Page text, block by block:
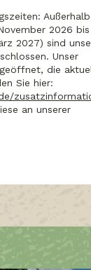
2026 bis
2027) sind
Unser
die
Sie hier:
an unserer